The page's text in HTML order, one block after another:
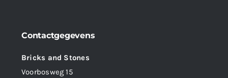
Contactgegevens
Bricks and Stones
Voorbosweg 15